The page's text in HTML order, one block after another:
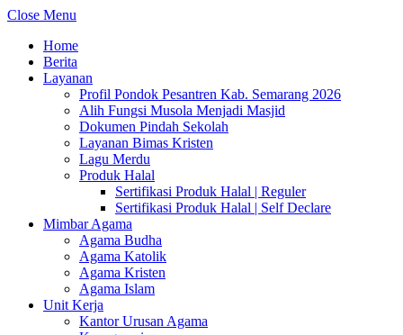
Close Menu
Home
Berita
Layanan
Profil Pondok Pesantren Kab. Semarang 2026
Alih Fungsi Musola Menjadi Masjid
Dokumen Pindah Sekolah
Layanan Bimas Kristen
Lagu Merdu
Produk Halal
Sertifikasi Produk Halal | Reguler
Sertifikasi Produk Halal | Self Declare
Mimbar Agama
Agama Budha
Agama Katolik
Agama Kristen
Agama Islam
Unit Kerja
Kantor Urusan Agama